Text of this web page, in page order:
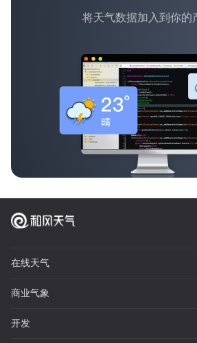
将天气数据加入到你的
在线天气
商业气象
开发